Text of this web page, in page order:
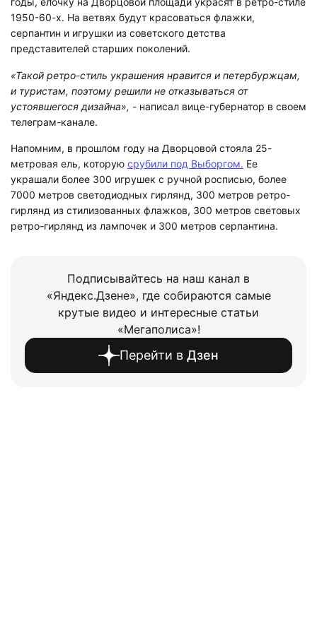
1950-60-х. На ветвях будут красоваться флажки,
серпантин и игрушки из советского детства
представителей старших поколений.
«Такой ретро-стиль украшения нравится и петербуржцам,
и туристам, поэтому решили не отказываться от
устоявшегося дизайна», - написал вице-губернатор в своем
телеграм-канале.
Напомним, в прошлом году на Дворцовой стояла 25-
метровая ель, которую срубили под Выборгом. Ее
украшали более 300 игрушек с ручной росписью, более
7000 метров светодиодных гирлянд, 300 метров ретро-
гирлянд из стилизованных флажков, 300 метров световых
ретро-гирлянд из лампочек и 300 метров серпантина.
Подписывайтесь на наш канал в
«Яндекс.Дзене», где собираются самые
крутые видео и интересные статьи
«Мегаполиса»!
Перейти в Дзен